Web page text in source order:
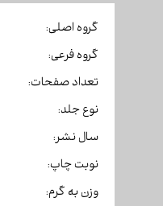
گروه اصلی:
گروه فرعی:
تعداد صفحات:
نوع جلد:
سال نشر:
نوبت چاپ:
وزن به گرم: